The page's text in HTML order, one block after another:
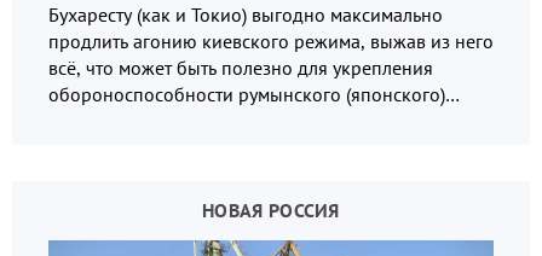
Бухаресту (как и Токио) выгодно максимально
продлить агонию киевского режима, выжав из него
всё, что может быть полезно для укрепления
обороноспособности румынского (японского)
НОВАЯ РОССИЯ